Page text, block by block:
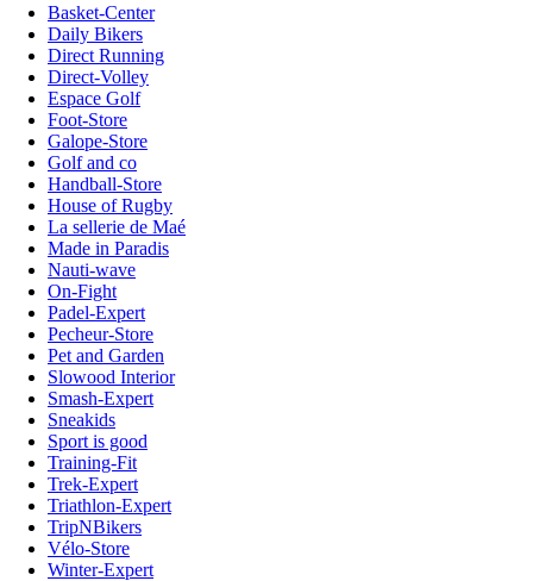
Basket-Center
Daily Bikers
Direct Running
Direct-Volley
Espace Golf
Foot-Store
Galope-Store
Golf and co
Handball-Store
House of Rugby
La sellerie de Maé
Made in Paradis
Nauti-wave
On-Fight
Padel-Expert
Pecheur-Store
Pet and Garden
Slowood Interior
Smash-Expert
Sneakids
Sport is good
Training-Fit
Trek-Expert
Triathlon-Expert
TripNBikers
Vélo-Store
Winter-Expert